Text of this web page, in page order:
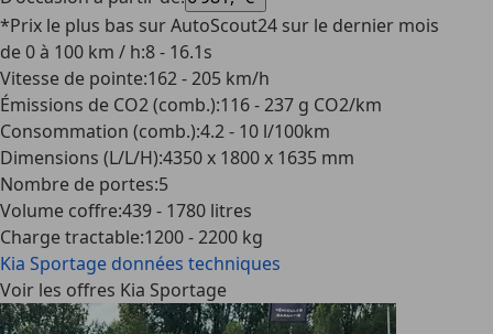
*Prix le plus bas sur AutoScout24 sur le dernier mois
de 0 à 100 km / h:8 - 16.1s
Vitesse de pointe:162 - 205 km/h
Émissions de CO2 (comb.):116 - 237 g CO2/km
Consommation (comb.):4.2 - 10 l/100km
Dimensions (L/L/H):4350 x 1800 x 1635 mm
Nombre de portes:5
Volume coffre:439 - 1780 litres
Charge tractable:1200 - 2200 kg
Kia Sportage données techniques
Voir les offres Kia Sportage